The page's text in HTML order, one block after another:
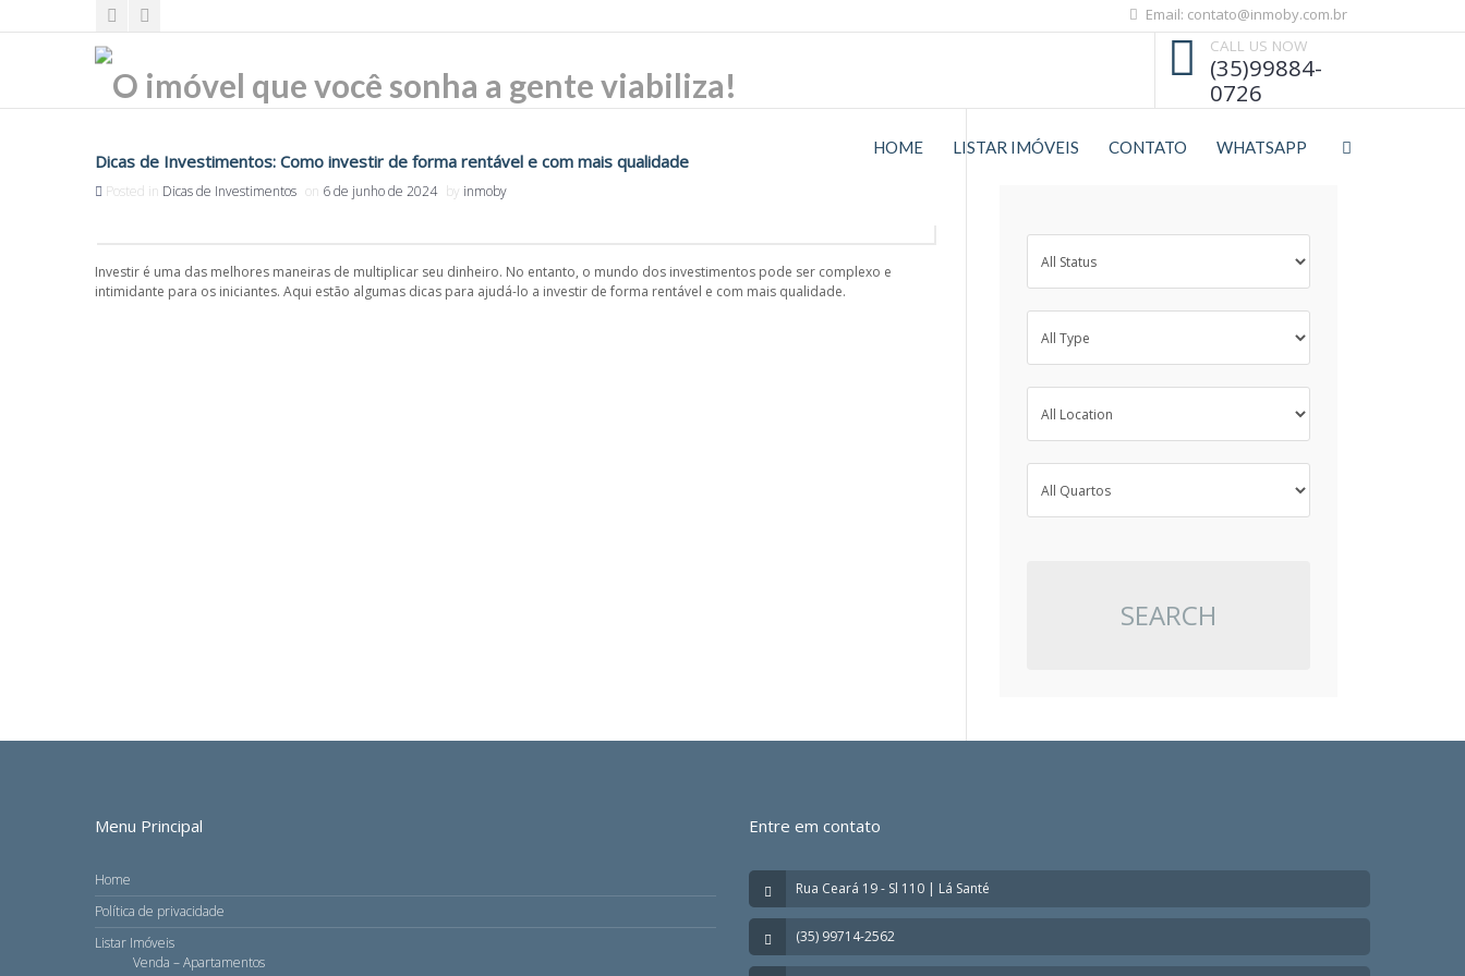
Email: contato@inmoby.com.br
CALL US NOW
(35)99884-
0726
HOME LISTAR IMÓVEIS CONTATO WHATSAPP
Dicas de Investimentos: Como investir de forma rentável e com mais qualidade
Posted in Dicas de Investimentos on 6 de junho de 2024 by inmoby
Investir é uma das melhores maneiras de multiplicar seu dinheiro. No entanto, o mundo dos investimentos pode ser complexo e
intimidante para os iniciantes. Aqui estão algumas dicas para ajudá-lo a investir de forma rentável e com mais qualidade.
SEARCH
Menu Principal
Home
Política de privacidade
Listar Imóveis
Venda – Apartamentos
Entre em contato
Rua Ceará 19 - Sl 110 | Lá Santé
(35) 99714-2562